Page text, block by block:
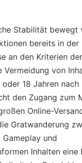
Stabilität bewegt
bereits in der
an den Kriterien
Vermeidung von
18 Jahren nach
den Zugang zum
Online-
Gratwanderung
und
Inhalten eine